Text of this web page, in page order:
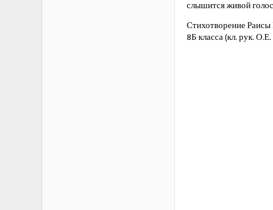
слышится живой
Стихотворение
8Б класса (кл. рук.